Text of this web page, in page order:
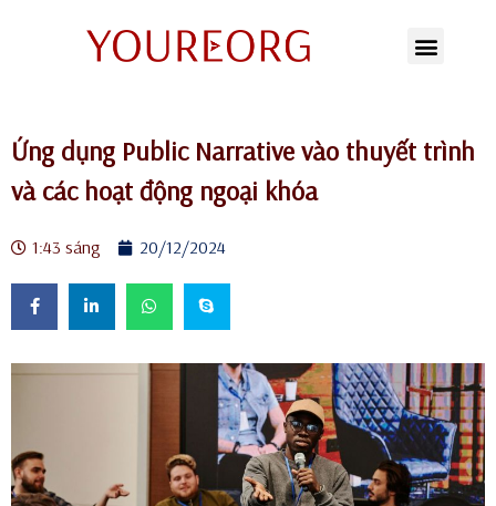
dung
Ứng dụng Public Narrative vào thuyết trình
và các hoạt động ngoại khóa
1:43 sáng 20/12/2024